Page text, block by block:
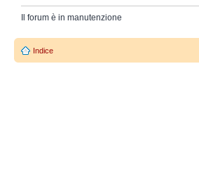
Il forum è in manutenzione
Indice